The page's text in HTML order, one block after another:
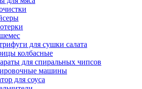
для сушки салата
колбасные
для спиральных чипсов
машины
для соуса